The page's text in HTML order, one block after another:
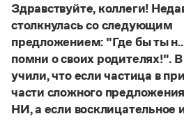
Словари русского языка как
Справочники
Правила русской орфографии и
Русский язык. Краткий
Управление в русском языке
Словарь методических
Правила русской
Здравствуйте, коллеги!
столкнулась со следующим
предложением: "Где бы ты
помни о своих родителях!".
учили, что если частица в
части сложного
НИ, а если восклицательное